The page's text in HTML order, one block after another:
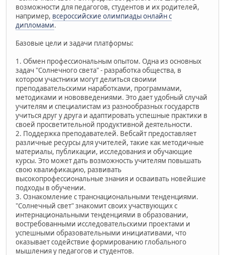
возможности для педагогов, студентов и их родителей,
например, всероссийские олимпиады онлайн с
дипломами.
Базовые цели и задачи платформы:
1. Обмен профессиональным опытом. Одна из основных
задач "Солнечного света" - разработка общества, в
котором участники могут делиться своими
преподавательскими наработками, программами,
методиками и нововведениями. Это дает удобный случай
учителям и специалистам из разнообразных государств
учиться друг у друга и адаптировать успешные практики в
своей просветительной продуктивной деятельности.
2. Поддержка преподавателей. Вебсайт предоставляет
различные ресурсы для учителей, такие как методичные
материалы, публикации, исследования и обучающие
курсы. Это может дать возможность учителям повышать
свою квалификацию, развивать
высокопрофессиональные знания и осваивать новейшие
подходы в обучении.
3. Ознакомление с транснациональными тенденциями.
"Солнечный свет" знакомит своих участвующих с
интернациональными тенденциями в образовании,
востребованными исследовательскими проектами и
успешными образовательными инициативами, что
оказывает содействие формированию глобального
мышления у педагогов и студентов.